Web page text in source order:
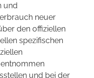
und
neuer
den offiziellen
spezifischen
und bei der